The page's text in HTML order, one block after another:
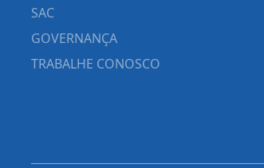
SAC
GOVERNANÇA
TRABALHE CONOSCO